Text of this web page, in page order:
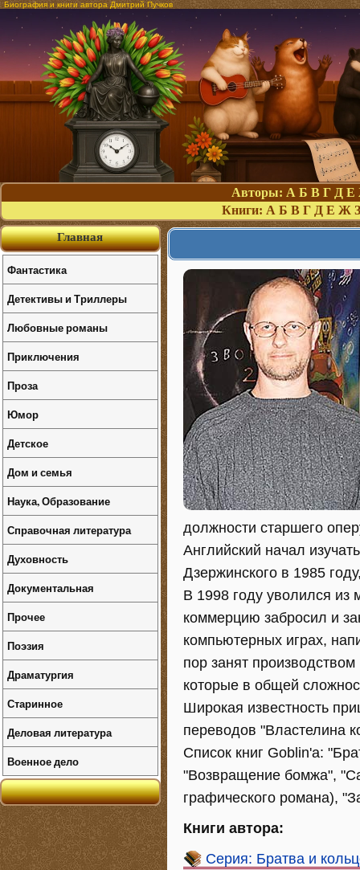
Биография и книги автора Дмитрий Пучков
Авторы: А Б В Г Д Е
Книги: А Б В Г Д Е Ж З
должности старшего
Английский начал
Дзержинского в 1985
В 1998 году уволился из
коммерцию забросил и
компьютерных играх,
пор занят
которые в общей
Широкая известность
переводов "Властелина
Список книг Goblin'а:
"Возвращение бомжа",
графического романа),
Книги автора:
Серия: Братва и
Главная
Фантастика
Детективы и Триллеры
Любовные романы
Приключения
Проза
Юмор
Детское
Дом и семья
Наука, Образование
Справочная литература
Духовность
Документальная
Прочее
Поэзия
Драматургия
Старинное
Деловая литература
Военное дело